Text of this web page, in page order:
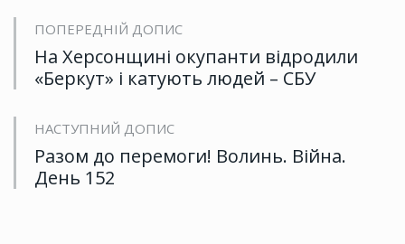
ПОПЕРЕДНІЙ ДОПИС
На Херсонщині окупанти відродили
«Беркут» і катують людей – СБУ
НАСТУПНИЙ ДОПИС
Разом до перемоги! Волинь. Війна.
День 152